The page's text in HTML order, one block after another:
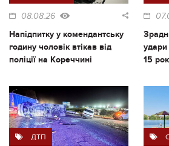
08.08.26
Напідпитку у комендантську
годину чоловік втікав від
поліції на Кореччині
15
ДТП